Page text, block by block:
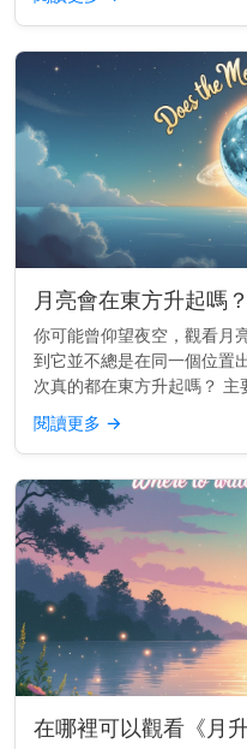
的每日漂移 ...
月亮會在東方升起嗎？
你可能曾仰望夜空，觀看月
到它並不總是在同一個位置
次真的都在東方升起嗎？
——或非常接近東方——就像
方 這一切都與...
閱讀更多 →
在哪裡可以觀看《月